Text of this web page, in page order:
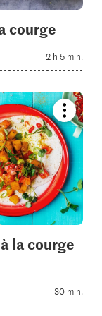
courge
2 h 5 min.
recipe
or
add
it
to
your
la courge
30 min.